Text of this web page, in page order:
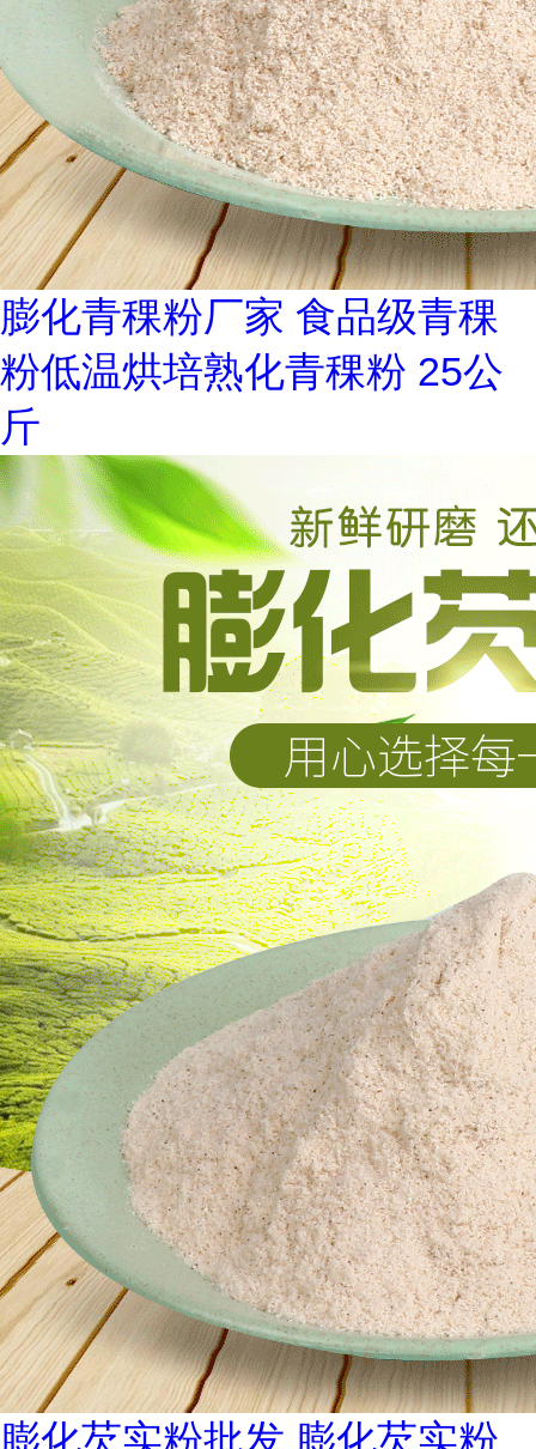
膨化青稞粉厂家 食品级青稞
粉低温烘培熟化青稞粉 25公
斤
膨化芡实粉批发 膨化芡实粉